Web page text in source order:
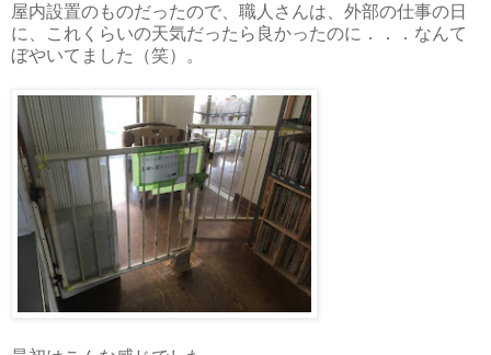
屋内設置のものだったので、職人さんは、外部の仕事の日
に、これくらいの天気だったら良かったのに．．．なんて
ぼやいてました（笑）。